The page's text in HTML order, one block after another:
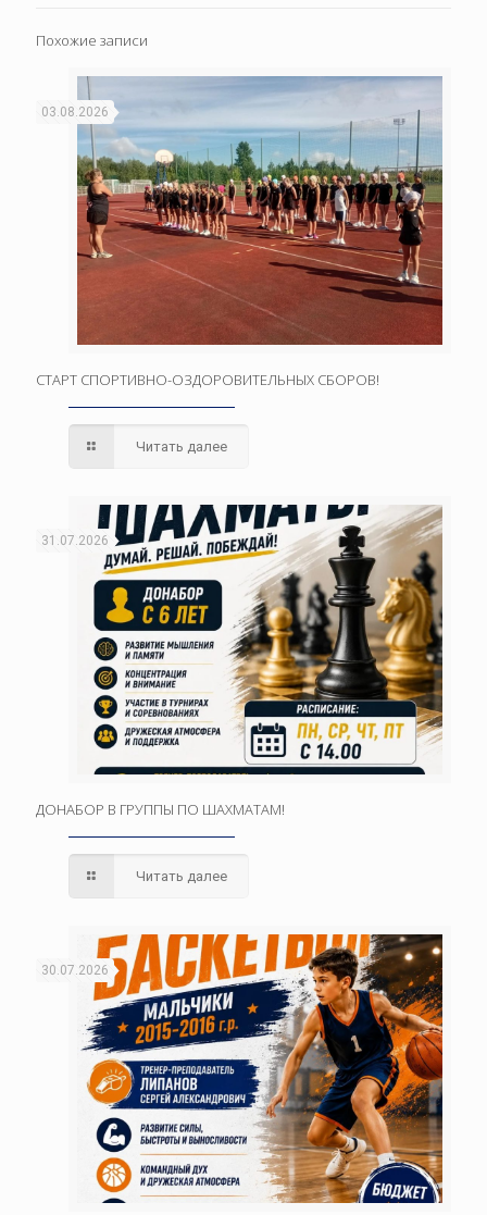
Похожие записи
03.08.2026
СТАРТ СПОРТИВНО-ОЗДОРОВИТЕЛЬНЫХ СБОРОВ!
Читать далее
31.07.2026
ДОНАБОР В ГРУППЫ ПО ШАХМАТАМ!
Читать далее
30.07.2026